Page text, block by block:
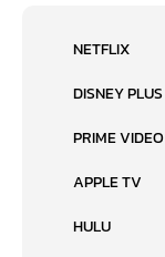
NETFLIX
DISNEY PLUS
PRIME VIDEO
APPLE TV
HULU